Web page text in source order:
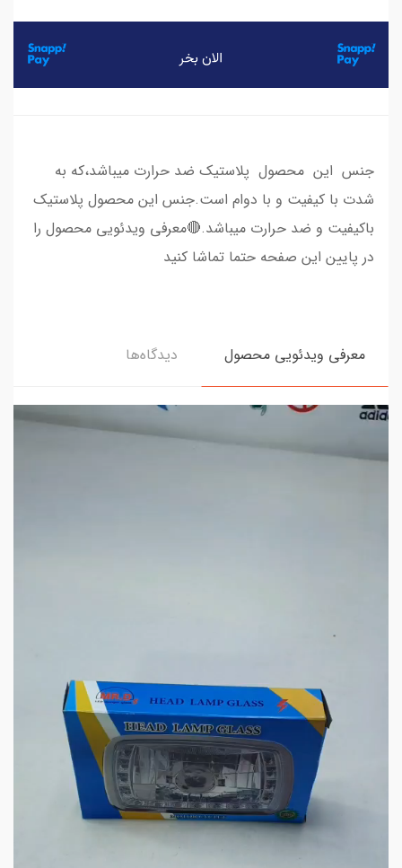
جنس این محصول پلاستیک ضد حرارت میباشد،که به
شدت با کیفیت و با دوام است.جنس این محصول پلاستیک
باکیفیت و ضد حرارت میباشد.🔴معرفی ویدئویی محصول را
در پایین این صفحه حتما تماشا کنید
معرفی ویدئویی محصول دیدگاه‌ها